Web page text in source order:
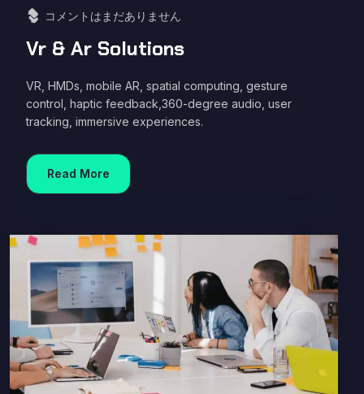
コメントはまだありません
Vr & Ar Solutions
VR, HMDs, mobile AR, spatial computing, gesture
control, haptic feedback,360-degree audio, user
tracking, immersive experiences.
Read More